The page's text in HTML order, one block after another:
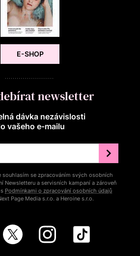
E-SHOP
newsletter
dávka nezávislosti
vašeho e‑mailu
souhlasím se zpracováním svých osobních
Newsletteru a servisních kampaní a zároveň
Podmínkami o zpracování osobních údajů
Page Media s.r.o. a Heroine s.r.o.